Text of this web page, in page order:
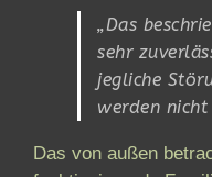
„Das
sehr
jegliche
werden nicht
Das von außen